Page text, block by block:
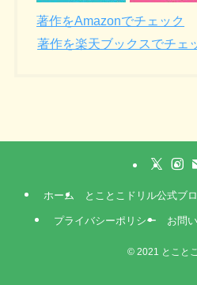
著作をAmazonでチェック
著作を楽天ブックスでチェ
ホーム とことこドリル公式ブ
プライバシーポリシー お問
© 2021 とこと